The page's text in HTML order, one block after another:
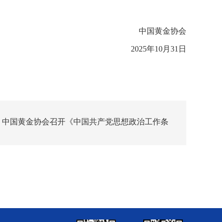
中国黄金协会
2025年10月31日
国黄金协会召开《中国共产党思想政治工作条